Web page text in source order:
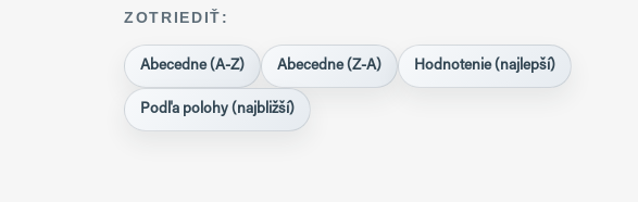
ZOTRIEDIŤ:
Abecedne (A-Z) Abecedne (Z-A) Hodnotenie (najlepší)
Podľa polohy (najbližší)